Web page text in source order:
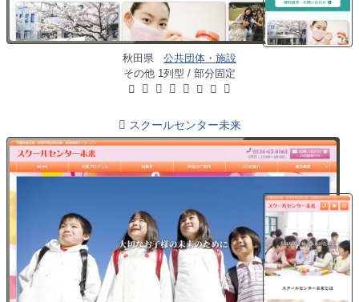
秋田県
公共団体・施設
その他 1列型 / 部分固定
スクールセンター未来